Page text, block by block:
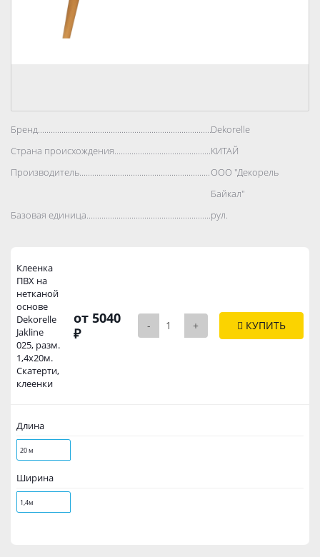
Бренд..................................................................................Dekorelle
Страна происхождения..................................................................................
КИТАЙ
Производитель..................................................................................
ООО "Декорель
Байкал"
Базовая единица..................................................................................
рул.
Клеенка
ПВХ на
нетканой
основе
Dekorelle
Jakline
025, разм.
1,4x20м.
Скатерти,
клеенки
от 5040
₽
- + КУПИТЬ
Длина
20 м
Ширина
1,4м